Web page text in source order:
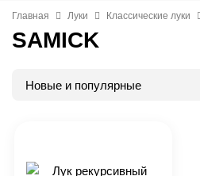
Главная Луки Классические луки
SAMICK
Новые и популярные